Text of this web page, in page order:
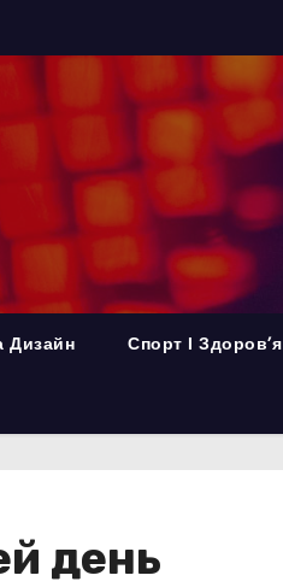
Дизайн Спорт І Здоров’я
день